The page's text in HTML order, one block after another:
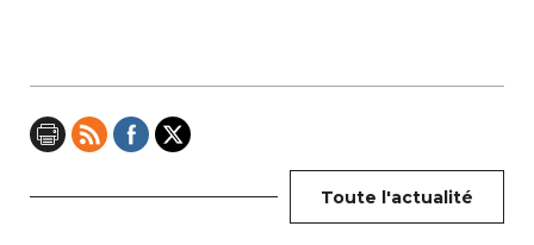
t
i
Toute l'actualité